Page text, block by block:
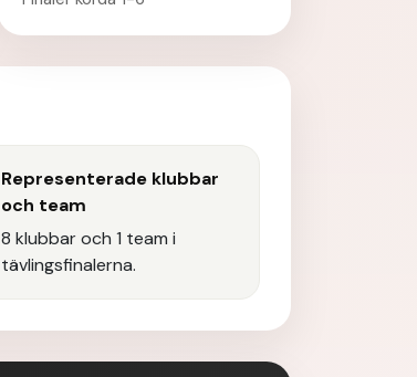
Representerade klubbar
och team
8 klubbar och 1 team i
tävlingsfinalerna.